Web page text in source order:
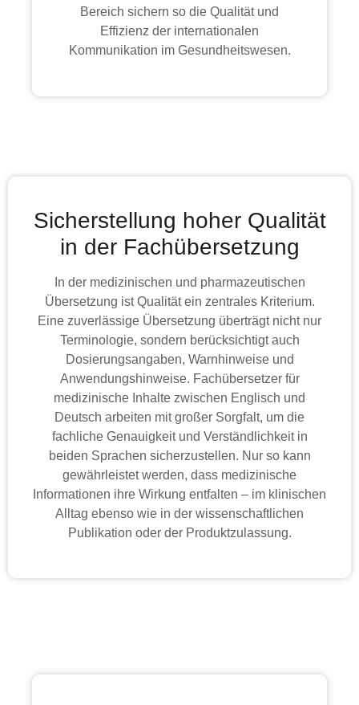
Bereich sichern so die Qualität und
Effizienz der internationalen
Kommunikation im Gesundheitswesen.
Sicherstellung hoher Qualität
in der Fachübersetzung
In der medizinischen und pharmazeutischen
Übersetzung ist Qualität ein zentrales Kriterium.
Eine zuverlässige Übersetzung überträgt nicht nur
Terminologie, sondern berücksichtigt auch
Dosierungsangaben, Warnhinweise und
Anwendungshinweise. Fachübersetzer für
medizinische Inhalte zwischen Englisch und
Deutsch arbeiten mit großer Sorgfalt, um die
fachliche Genauigkeit und Verständlichkeit in
beiden Sprachen sicherzustellen. Nur so kann
gewährleistet werden, dass medizinische
Informationen ihre Wirkung entfalten – im klinischen
Alltag ebenso wie in der wissenschaftlichen
Publikation oder der Produktzulassung.